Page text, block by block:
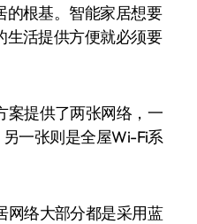
的根基。智能家居想要
生活提供方便就必须要
案提供了两张网络，一
一张则是全屋Wi-Fi系
网络大部分都是采用蓝